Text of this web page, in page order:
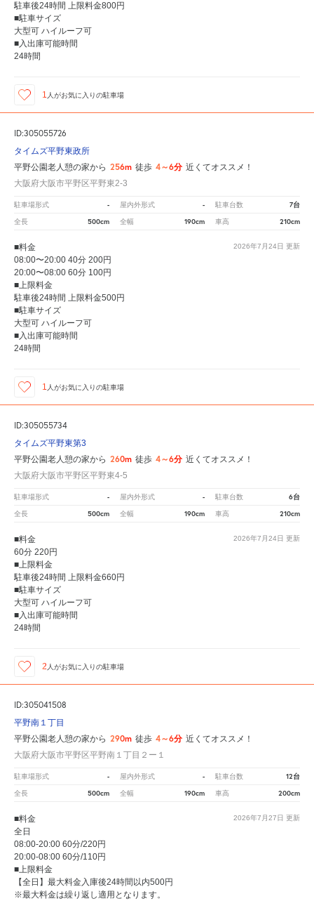
駐車後24時間 上限料金800円
■駐車サイズ
大型可 ハイルーフ可
■入出庫可能時間
24時間
1 人がお気に入りの駐車場
ID:305055726
タイムズ平野東政所
平野公園老人憩の家から 256m 徒歩 4～6分 近くてオススメ！
大阪府大阪市平野区平野東2-3
駐車場形式 - 屋内外形式 - 駐車台数 7台
全長 500cm 全幅 190cm 車高 210cm
2026年7月24日 更新
■料金
08:00〜20:00 40分 200円
20:00〜08:00 60分 100円
■上限料金
駐車後24時間 上限料金500円
■駐車サイズ
大型可 ハイルーフ可
■入出庫可能時間
24時間
1 人がお気に入りの駐車場
ID:305055734
タイムズ平野東第3
平野公園老人憩の家から 260m 徒歩 4～6分 近くてオススメ！
大阪府大阪市平野区平野東4-5
駐車場形式 - 屋内外形式 - 駐車台数 6台
全長 500cm 全幅 190cm 車高 210cm
2026年7月24日 更新
■料金
60分 220円
■上限料金
駐車後24時間 上限料金660円
■駐車サイズ
大型可 ハイルーフ可
■入出庫可能時間
24時間
2 人がお気に入りの駐車場
ID:305041508
平野南１丁目
平野公園老人憩の家から 290m 徒歩 4～6分 近くてオススメ！
大阪府大阪市平野区平野南１丁目２ー１
駐車場形式 - 屋内外形式 - 駐車台数 12台
全長 500cm 全幅 190cm 車高 200cm
2026年7月27日 更新
■料金
全日
08:00-20:00 60分/220円
20:00-08:00 60分/110円
■上限料金
【全日】最大料金入庫後24時間以内500円
※最大料金は繰り返し適用となります。